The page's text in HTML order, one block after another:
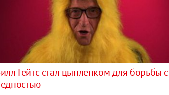
Гейтс стал цыпленком для борьбы с